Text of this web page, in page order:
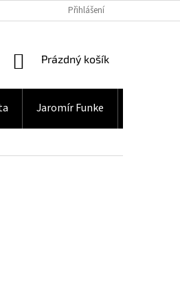
Přihlášení
NÁKUPNÍ
Prázdný košík
Jaromír Funke